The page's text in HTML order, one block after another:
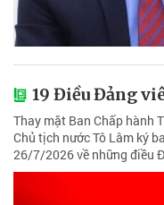
19 Điều Đảng
Thay mặt Ban Chấp hành
Chủ tịch nước Tô Lâm ký
26/7/2026 về những điều